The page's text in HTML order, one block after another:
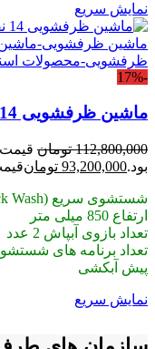
نمایش سریع
-17%
ماشین ظرفشویی 14 نفره اسنوا مدل SDW-A20W
112,800,000 تومان
بود.93,200,000 تومانقیمت
شستشوی سریع (Quick Wash) 42 دقیقه
ارتفاع 850 میلی متر
تعداد بازوی آبپاش 2 عدد
تعداد برنامه های شستشو 6 برنامه
پیش آبکشی
نمایش سریع